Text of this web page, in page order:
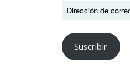
Suscribir